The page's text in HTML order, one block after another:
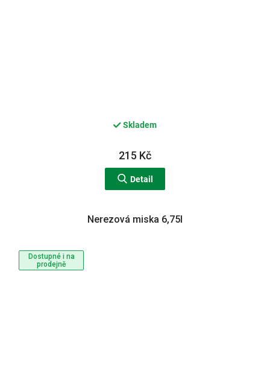
Skladem
215 Kč
Detail
Dostupné i na
prodejně
Nerezová miska 6,75l